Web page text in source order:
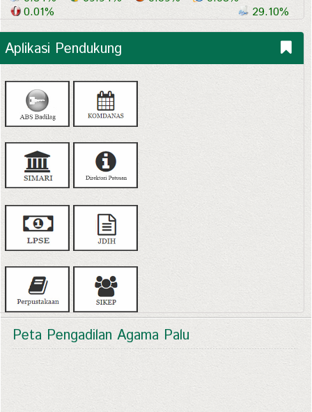
0.01%
29.10%
Aplikasi Pendukung
Peta Pengadilan Agama Palu